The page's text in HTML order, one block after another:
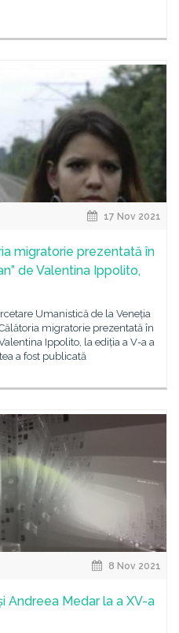
17 Nov 2021
migratorie prezentată în
de Valentina Ippolito,
Umanistică de la Veneția
migratorie prezentată în
Ippolito, la ediția a V-a a
a fost publicată
8 Nov 2021
Andreea Medar la a XV-a